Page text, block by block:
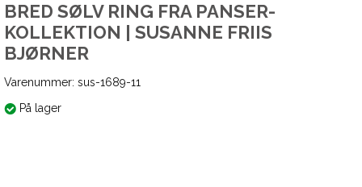
BRED SØLV RING FRA PANSER-
KOLLEKTION | SUSANNE FRIIS
BJØRNER
Varenummer: sus-1689-11
På lager